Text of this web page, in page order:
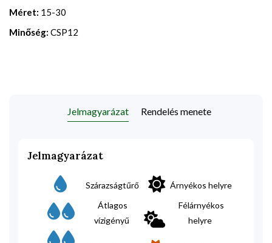
Méret: 15-30
Minőség: CSP12
Jelmagyarázat Rendelés menete
Jelmagyarázat
Szárazságtűrő
Árnyékos helyre
Átlagos
vízigényű
Félárnyékos
helyre